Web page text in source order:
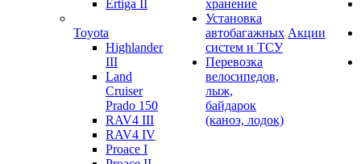
Ertiga II
Toyota
Highlander
III
Land
Cruiser
Prado 150
RAV4 III
RAV4 IV
Proace I
хранение
Установка
автобагажных
систем и ТСУ
Перевозка
велосипедов,
лыж,
байдарок
(каноэ, лодок)
Акции